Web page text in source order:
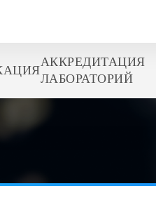
АККРЕДИТАЦИЯ
ЛАБОРАТОРИЙ